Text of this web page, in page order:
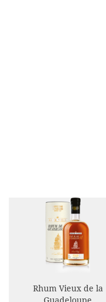
Rhum Vieux de la